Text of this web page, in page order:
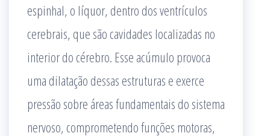
espinhal, o líquor, dentro dos ventrículos
cerebrais, que são cavidades localizadas no
interior do cérebro. Esse acúmulo provoca
uma dilatação dessas estruturas e exerce
pressão sobre áreas fundamentais do sistema
nervoso, comprometendo funções motoras,